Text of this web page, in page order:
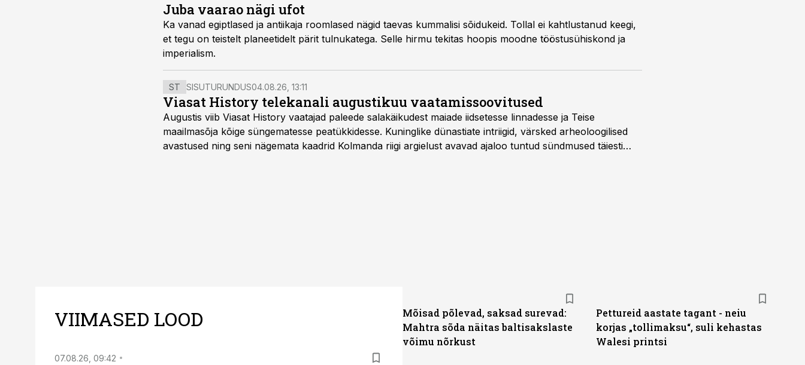
Juba vaarao nägi ufot
Ka vanad egiptlased ja antiikaja roomlased nägid taevas kummalisi sõidukeid. Tollal ei kahtlustanud keegi,
et tegu on teistelt planeetidelt pärit tulnukatega. Selle hirmu tekitas hoopis moodne tööstusühiskond ja
imperialism.
ST SISUTURUNDUS04.08.26, 13:11
Viasat History telekanali augustikuu vaatamissoovitused
Augustis viib Viasat History vaatajad paleede salakäikudest maiade iidsetesse linnadesse ja Teise
maailmasõja kõige süngematesse peatükkidesse. Kuninglike dünastiate intriigid, värsked arheoloogilised
avastused ning seni nägemata kaadrid Kolmanda riigi argielust avavad ajaloo tuntud sündmused täiesti
VIIMASED LOOD
07.08.26, 09:42
Mõisad põlevad, saksad surevad:
Mahtra sõda näitas baltisakslaste
võimu nõrkust
Pettureid aastate tagant - neiu
korjas „tollimaksu“, suli kehastas
Walesi printsi